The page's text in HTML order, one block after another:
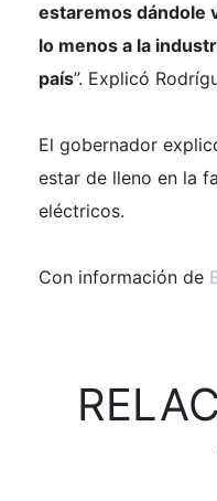
estaremos dándole
lo menos a la
país”. Explicó
El gobernador
estar de lleno en la
eléctricos.
Con información de